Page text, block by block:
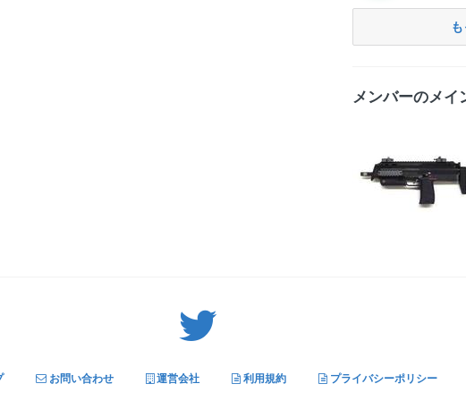
メンバーのメイ
お問い合わせ 運営会社 利用規約 プライバシーポリシー